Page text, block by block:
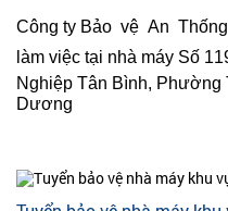
Công ty Bảo vệ An
làm việc tại nhà máy Số
Nghiệp Tân Bình, Phường
Dương